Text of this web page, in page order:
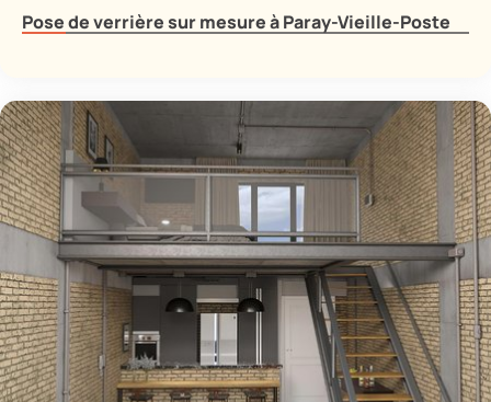
Pose de verrière sur mesure à Paray-Vieille-Poste